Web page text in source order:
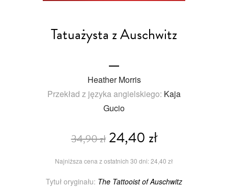
Tatuażysta z Auschwitz
Heather Morris
Przekład z języka angielskiego: Kaja
Gucio
34,90 zł24,40 zł
Najniższa cena z ostatnich 30 dni: 24,40 zł
Tytuł oryginału: The Tattooist of Auschwitz